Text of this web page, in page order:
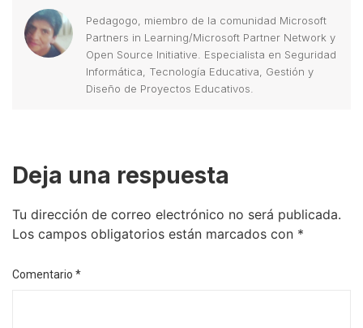
Pedagogo, miembro de la comunidad Microsoft
Partners in Learning/Microsoft Partner Network y
Open Source Initiative. Especialista en Seguridad
Informática, Tecnología Educativa, Gestión y
Diseño de Proyectos Educativos.
Deja una respuesta
Tu dirección de correo electrónico no será publicada.
Los campos obligatorios están marcados con *
Comentario *